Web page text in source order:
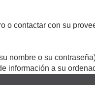
o contactar con su
nombre o su
información a su